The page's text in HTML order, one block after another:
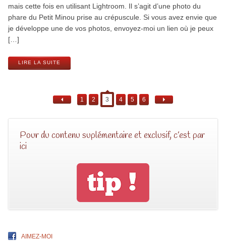
mais cette fois en utilisant Lightroom. Il s’agit d’une photo du
phare du Petit Minou prise au crépuscule. Si vous avez envie que
je développe une de vos photos, envoyez-moi un lien où je peux
[…]
LIRE LA SUITE
1 2 3 4 5 6
Pour du contenu suplémentaire et exclusif, c’est par
ici
AIMEZ-MOI